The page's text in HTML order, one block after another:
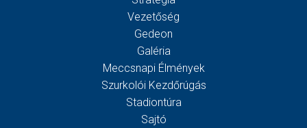
Vezetőség
Gedeon
Galéria
Meccsnapi Élmények
Szurkolói Kezdőrúgás
Stadiontúra
Sajtó